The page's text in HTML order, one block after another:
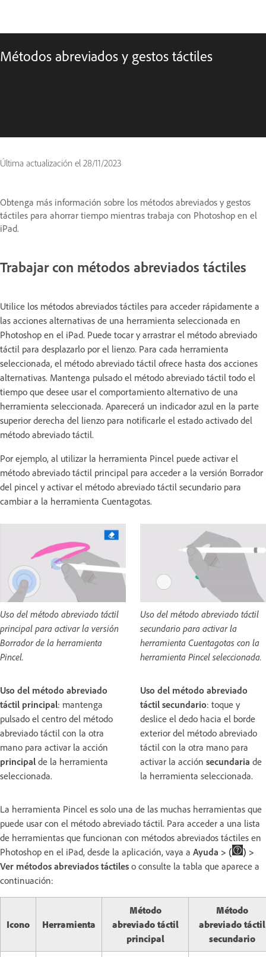
Métodos abreviados y gestos táctiles
Última actualización el 28/11/2023
Obtenga más información sobre los métodos abreviados y gestos
táctiles para ahorrar tiempo mientras trabaja con Photoshop en el
iPad.
Trabajar con métodos abreviados táctiles
Utilice los métodos abreviados táctiles para acceder rápidamente a
las acciones alternativas de una herramienta seleccionada en
Photoshop en el iPad. Puede tocar y arrastrar el método abreviado
táctil para desplazarlo por el lienzo. Para cada herramienta
seleccionada, el método abreviado táctil ofrece hasta dos acciones
alternativas. Mantenga pulsado el método abreviado táctil todo el
tiempo que desee usar el comportamiento alternativo de una
herramienta seleccionada. Aparecerá un indicador azul en la parte
superior derecha del lienzo para notificarle el estado activado del
método abreviado táctil.
Por ejemplo, al utilizar la herramienta Pincel puede activar el
método abreviado táctil principal para acceder a la versión Borrador
del pincel y activar el método abreviado táctil secundario para
cambiar a la herramienta Cuentagotas.
Uso del método abreviado táctil
principal para activar la versión
Borrador de la herramienta
Pincel.
Uso del método abreviado
táctil principal: mantenga
pulsado el centro del método
abreviado táctil con la otra
mano para activar la acción
principal de la herramienta
seleccionada.
Uso del método abreviado táctil
secundario para activar la
herramienta Cuentagotas con la
herramienta Pincel seleccionada.
Uso del método abreviado
táctil secundario: toque y
deslice el dedo hacia el borde
exterior del método abreviado
táctil con la otra mano para
activar la acción secundaria de
la herramienta seleccionada.
La herramienta Pincel es solo una de las muchas herramientas que
puede usar con el método abreviado táctil. Para acceder a una lista
de herramientas que funcionan con métodos abreviados táctiles en
Photoshop en el iPad, desde la aplicación, vaya a Ayuda > (
) >
Ver métodos abreviados táctiles o consulte la tabla que aparece a
continuación:
Icono Herramienta
Método
abreviado táctil
principal
Método
abreviado táctil
secundario